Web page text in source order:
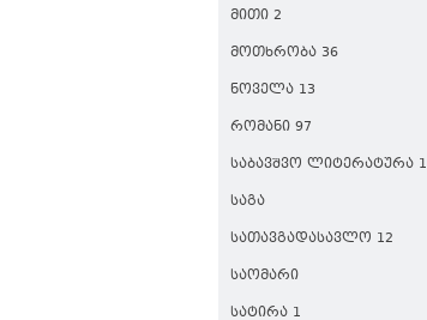
ᲛᲘᲗᲘ 2
ᲛᲝᲗᲮᲠᲝᲑᲐ 36
ᲜᲝᲕᲔᲚᲐ 13
ᲠᲝᲛᲐᲜᲘ 97
ᲡᲐᲑᲐᲕᲨᲕᲝ ᲚᲘᲢᲔᲠᲐᲢᲣᲠᲐ 1
ᲡᲐᲒᲐ
ᲡᲐᲗᲐᲕᲒᲐᲓᲐᲡᲐᲕᲚᲝ 12
ᲡᲐᲝᲛᲐᲠᲘ
ᲡᲐᲢᲘᲠᲐ 1